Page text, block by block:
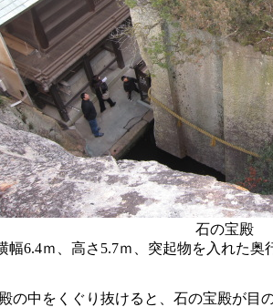
石の宝殿
幅6.4ｍ、高さ5.7ｍ、突起物を入れた奥
中をくぐり抜けると、石の宝殿が目